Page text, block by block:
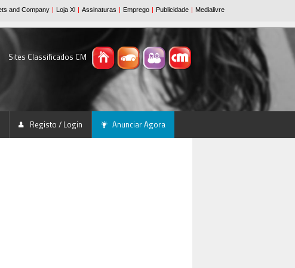
Sites Classificados CM
Registo / Login Anunciar Agora